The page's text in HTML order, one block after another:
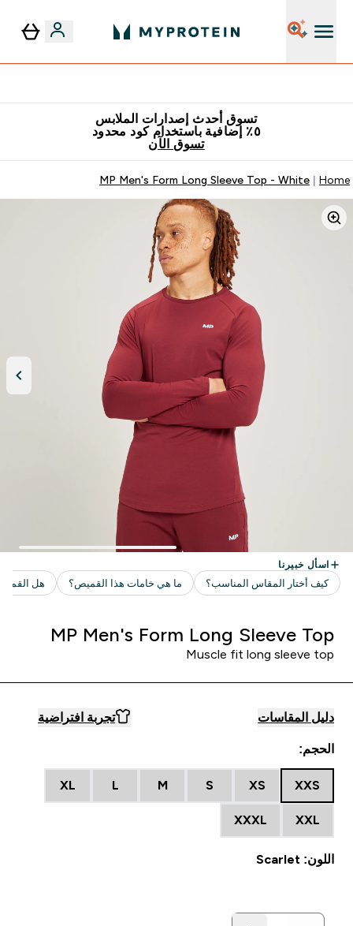
تسوق أحدث إصدارات الملابس
٥٪ إضافية باستخدام كود محدود
تسوق الآن
Home
MP Men's Form Long Sleeve Top - White
MP Men's Form Long Sleeve Top
Muscle fit long sleeve top
دليل المقاسات تجربة افتراضية
الحجم:
XXS
XS
S
M
L
XL
XXL
XXXL
اللون: Scarlet